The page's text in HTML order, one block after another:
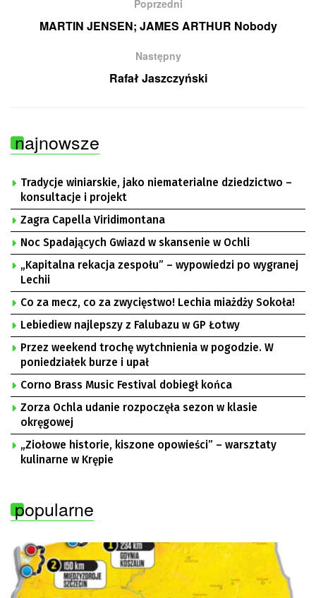
Poprzedni
MARTIN JENSEN; JAMES ARTHUR Nobody
Następny
Rafał Jaszczyński
najnowsze
Tradycje winiarskie, jako niematerialne dziedzictwo –
konsultacje i projekt
Zagra Capella Viridimontana
Noc Spadających Gwiazd w skansenie w Ochli
„Kapitalna rekacja zespołu” – wypowiedzi po wygranej
Lechii
Co za mecz, co za zwycięstwo! Lechia miażdży Sokoła!
Lebiediew najlepszy z Falubazu w GP Łotwy
Przez weekend trochę wytchnienia w pogodzie. W
poniedziałek burze i upał
Corno Brass Music Festival dobiegł końca
Zorza Ochla udanie rozpoczęła sezon w klasie
okręgowej
„Ziołowe historie, kiszone opowieści” – warsztaty
kulinarne w Krępie
popularne